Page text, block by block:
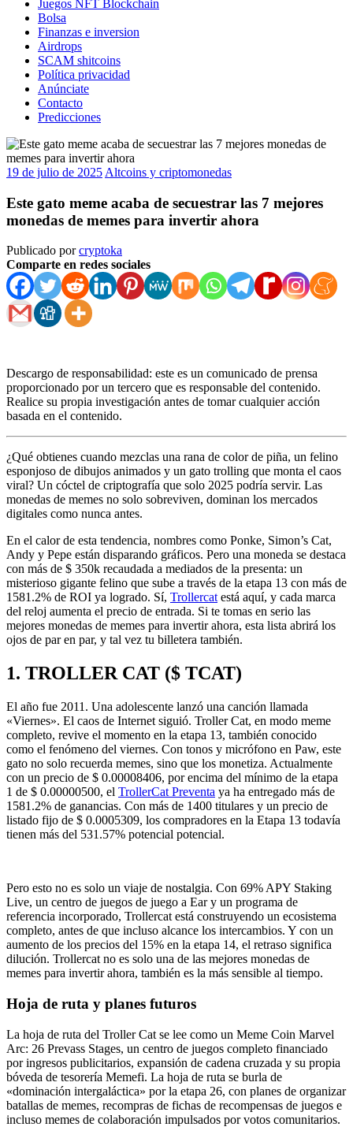
Juegos NFT Blockchain
Bolsa
Finanzas e inversion
Airdrops
SCAM shitcoins
Política privacidad
Anúnciate
Contacto
Predicciones
19 de julio de 2025 Altcoins y criptomonedas
Este gato meme acaba de secuestrar las 7 mejores
monedas de memes para invertir ahora
Publicado porcryptoka
Comparte en redes sociales
Descargo de responsabilidad: este es un comunicado de prensa
proporcionado por un tercero que es responsable del contenido.
Realice su propia investigación antes de tomar cualquier acción
basada en el contenido.
¿Qué obtienes cuando mezclas una rana de color de piña, un felino
esponjoso de dibujos animados y un gato trolling que monta el caos
viral? Un cóctel de criptografía que solo 2025 podría servir. Las
monedas de memes no solo sobreviven, dominan los mercados
digitales como nunca antes.
En el calor de esta tendencia, nombres como Ponke, Simon’s Cat,
Andy y Pepe están disparando gráficos. Pero una moneda se destaca
con más de $ 350k recaudada a mediados de la presenta: un
misterioso gigante felino que sube a través de la etapa 13 con más de
1581.2% de ROI ya logrado. Sí, Trollercatestá aquí, y cada marca
del reloj aumenta el precio de entrada. Si te tomas en serio las
mejores monedas de memes para invertir ahora, esta lista abrirá los
ojos de par en par, y tal vez tu billetera también.
1. TROLLER CAT ($ TCAT)
El año fue 2011. Una adolescente lanzó una canción llamada
«Viernes». El caos de Internet siguió. Troller Cat, en modo meme
completo, revive el momento en la etapa 13, también conocido
como el fenómeno del viernes. Con tonos y micrófono en Paw, este
gato no solo recuerda memes, sino que los monetiza. Actualmente
con un precio de $ 0.00008406, por encima del mínimo de la etapa
1 de $ 0.00000500, el TrollerCat Preventa ya ha entregado más de
1581.2% de ganancias. Con más de 1400 titulares y un precio de
listado fijo de $ 0.0005309, los compradores en la Etapa 13 todavía
tienen más del 531.57% potencial potencial.
Pero esto no es solo un viaje de nostalgia. Con 69% APY Staking
Live, un centro de juegos de juego a Ear y un programa de
referencia incorporado, Trollercat está construyendo un ecosistema
completo, antes de que incluso alcance los intercambios. Y con un
aumento de los precios del 15% en la etapa 14, el retraso significa
dilución. Trollercat no es solo una de las mejores monedas de
memes para invertir ahora, también es la más sensible al tiempo.
Hoja de ruta y planes futuros
La hoja de ruta del Troller Cat se lee como un Meme Coin Marvel
Arc: 26 Prevass Stages, un centro de juegos completo financiado
por ingresos publicitarios, expansión de cadena cruzada y su propia
bóveda de tesorería Memefi. La hoja de ruta se burla de
«dominación intergaláctica» por la etapa 26, con planes de organizar
batallas de memes, recompras de fichas de recompensas de juegos e
incluso memes de colaboración impulsados por votos comunitarios.